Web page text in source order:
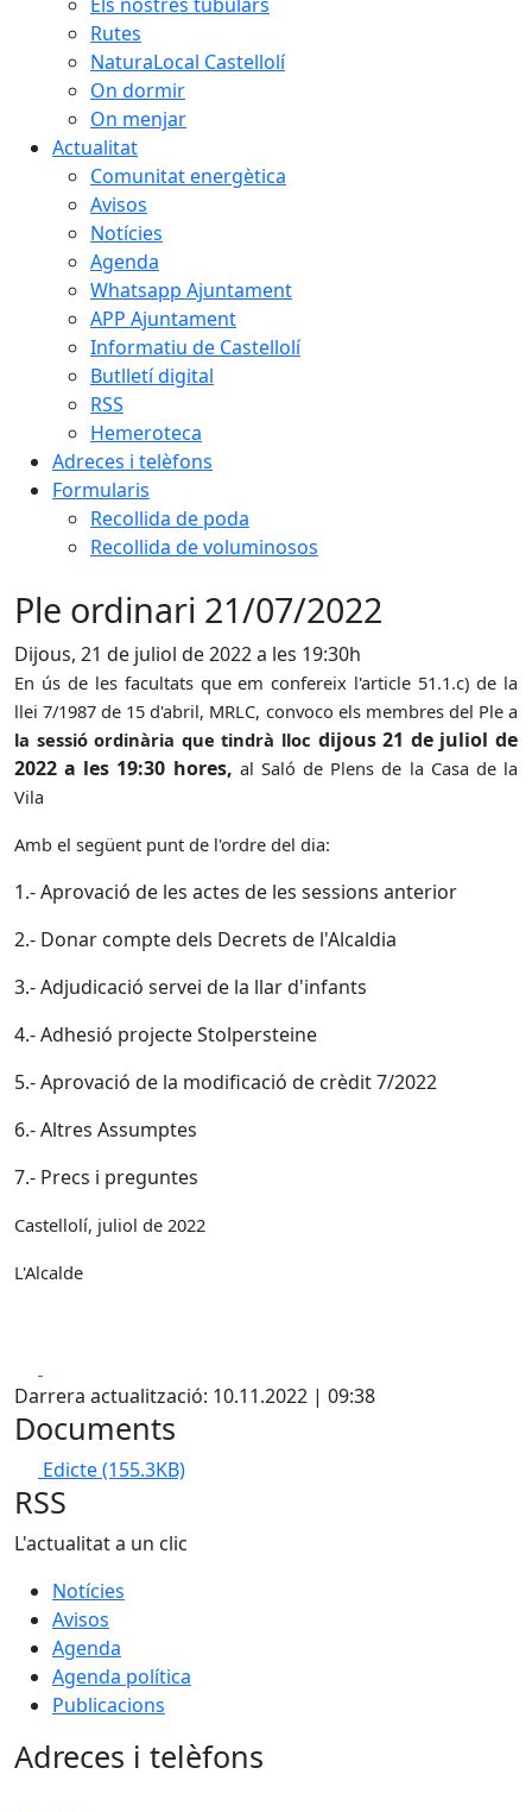
Rutes
NaturaLocal Castellolí
On dormir
On menjar
Actualitat
Comunitat energètica
Avisos
Notícies
Agenda
Whatsapp Ajuntament
APP Ajuntament
Informatiu de Castellolí
Butlletí digital
RSS
Hemeroteca
Adreces i telèfons
Formularis
Recollida de poda
Recollida de voluminosos
Ple ordinari 21/07/2022
Dijous, 21 de juliol de 2022 a les 19:30h
En ús de les facultats que em confereix l'article 51.1.c) de la
llei 7/1987 de 15 d'abril, MRLC, convoco els membres del Ple a
la sessió ordinària que tindrà lloc dijous 21 de juliol de
2022 a les 19:30 hores, al Saló de Plens de la Casa de la
Vila
Amb el següent punt de l'ordre del dia:
1.- Aprovació de les actes de les sessions anterior
2.- Donar compte dels Decrets de l'Alcaldia
3.- Adjudicació servei de la llar d'infants
4.- Adhesió projecte Stolpersteine
5.- Aprovació de la modificació de crèdit 7/2022
6.- Altres Assumptes
7.- Precs i preguntes
Castellolí, juliol de 2022
L'Alcalde
Darrera actualització: 10.11.2022 | 09:38
Documents
Edicte(155.3KB)
RSS
L'actualitat a un clic
Notícies
Avisos
Agenda
Agenda política
Publicacions
Adreces i telèfons